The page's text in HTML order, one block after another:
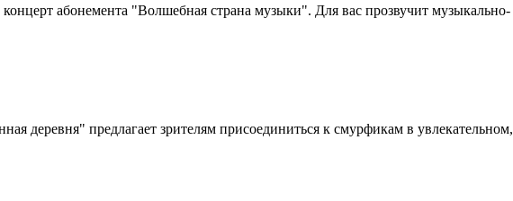
абонемента "Волшебная страна музыки". Для вас прозвучит музыкально-
деревня" предлагает зрителям присоединиться к смурфикам в увлекательном,